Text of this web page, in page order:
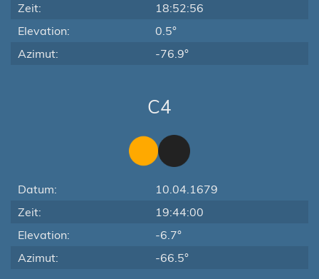
Zeit:
18:52:56
Elevation:
0.5°
Azimut:
-76.9°
C4
Datum:
10.04.1679
Zeit:
19:44:00
Elevation:
-6.7°
Azimut:
-66.5°